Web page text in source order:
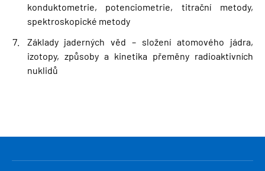
konduktometrie, potenciometrie, titrační metody,
spektroskopické metody
Základy jaderných věd – složení atomového jádra,
izotopy, způsoby a kinetika přeměny radioaktivních
nuklidů